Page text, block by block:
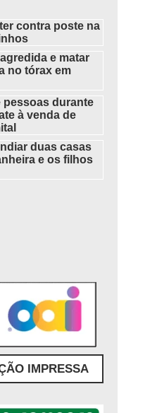
contra poste na
e matar
no tórax em
pessoas durante
à venda de
duas casas
e os filhos
IMPRESSA